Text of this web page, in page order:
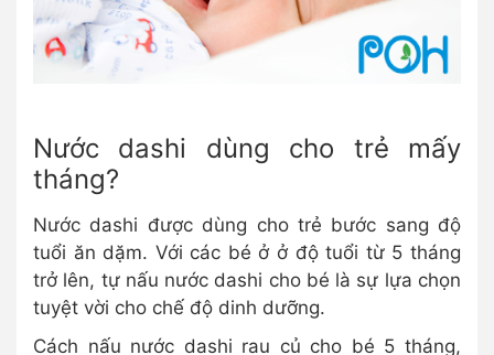
Nước dashi dùng cho trẻ mấy
tháng?
Nước dashi được dùng cho trẻ bước sang độ
tuổi ăn dặm. Với các bé ở ở độ tuổi từ 5 tháng
trở lên, tự nấu nước dashi cho bé là sự lựa chọn
tuyệt vời cho chế độ dinh dưỡng.
Cách nấu nước dashi rau củ cho bé 5 tháng,